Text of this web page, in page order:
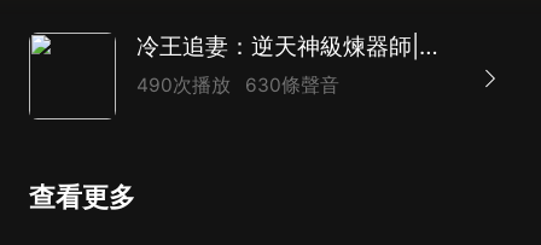
冷王追妻：逆天神級煉器師|玄幻|言情|爽文
490次播放 630條聲音
查看更多